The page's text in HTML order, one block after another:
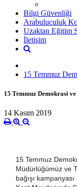
Bilgi Güvenliği
Arabuluculuk
Uzaktan Eğitim
İletişim
15 Temmuz
15 Temmuz Demokrasi
14 Kasım 2019
15 Temmuz
Müdürlüğümüz ve
bağışı